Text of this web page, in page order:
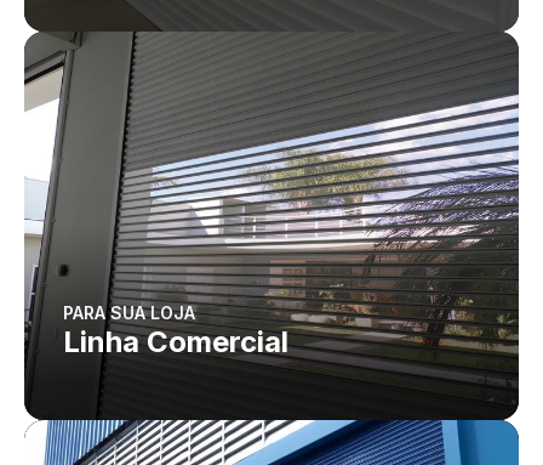
PARA SUA LOJA
Linha Comercial